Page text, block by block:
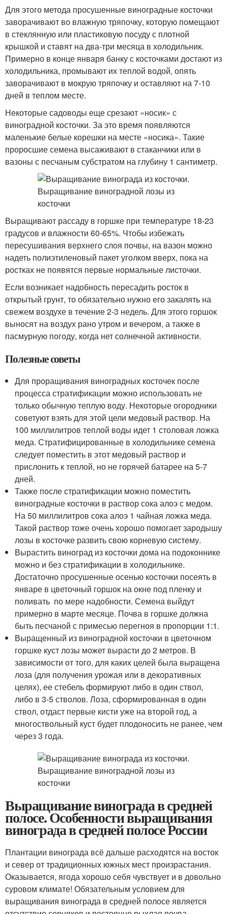
Для этого метода просушенные виноградные косточки
заворачивают во влажную тряпочку, которую помещают
в стеклянную или пластиковую посуду с плотной
крышкой и ставят на два-три месяца в холодильник.
Примерно в конце января банку с косточками достают из
холодильника, промывают их теплой водой, опять
заворачивают в мокрую тряпочку и оставляют на 7-10
дней в теплом месте.
Некоторые садоводы еще срезают «носик» с
виноградной косточки. За это время появляются
маленькие белые корешки на месте «носика». Такие
проросшие семена высаживают в стаканчики или в
вазоны с песчаным субстратом на глубину 1 сантиметр.
Выращивают рассаду в горшке при температуре 18-23
градусов и влажности 60-65%. Чтобы избежать
пересушивания верхнего слоя почвы, на вазон можно
надеть полиэтиленовый пакет уголком вверх, пока на
ростках не появятся первые нормальные листочки.
Если возникает надобность пересадить росток в
открытый грунт, то обязательно нужно его закалять на
свежем воздухе в течение 2-3 недель. Для этого горшок
выносят на воздух рано утром и вечером, а также в
пасмурную погоду, когда нет солнечной активности.
Полезные советы
Для проращивания виноградных косточек после
процесса стратификации можно использовать не
только обычную теплую воду. Некоторые огородники
советуют взять для этой цели медовый раствор. На
100 миллилитров теплой воды идет 1 столовая ложка
меда. Стратифицированные в холодильнике семена
следует поместить в этот медовый раствор и
прислонить к теплой, но не горячей батарее на 5-7
дней.
Также после стратификации можно поместить
виноградные косточки в раствор сока алоэ с медом.
На 50 миллилитров сока алоэ 1 чайная ложка меда.
Такой раствор тоже очень хорошо помогает зародышу
лозы в косточке развить свою корневую систему.
Вырастить виноград из косточки дома на подоконнике
можно и без стратификации в холодильнике.
Достаточно просушенные осенью косточки посеять в
январе в цветочный горшок на окне под пленку и
поливать по мере надобности. Семена выйдут
примерно в марте месяце. Почва в горшке должна
быть песчаной с примесью перегноя в пропорции 1:1.
Выращенный из виноградной косточки в цветочном
горшке куст лозы может вырасти до 2 метров. В
зависимости от того, для каких целей была выращена
лоза (для получения урожая или в декоративных
целях), ее стебель формируют либо в один ствол,
либо в 3-5 стволов. Лоза, сформированная в один
ствол, отдаст первые кисти уже на второй год, а
многоствольный куст будет плодоносить не ранее, чем
через 3 года.
Выращивание винограда в средней
полосе. Особенности выращивания
винограда в средней полосе России
Плантации винограда всё дальше расходятся на восток
и север от традиционных южных мест произрастания.
Оказывается, ягода хорошо себя чувствует и в довольно
суровом климате! Обязательным условием для
выращивания винограда в средней полосе является